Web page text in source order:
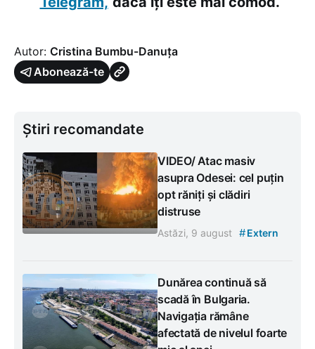
Autor: Cristina Bumbu-Danuța
Abonează-te
Știri recomandate
VIDEO/ Atac masiv
asupra Odesei: cel puțin
opt răniți și clădiri
distruse
Astăzi, 9 august #Extern
Dunărea continuă să
scadă în Bulgaria.
Navigația rămâne
afectată de nivelul foarte